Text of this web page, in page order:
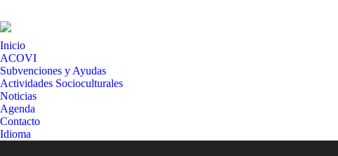
Inicio
ACOVI
Subvenciones y Ayudas
Actividades Socioculturales
Noticias
Agenda
Contacto
Idioma